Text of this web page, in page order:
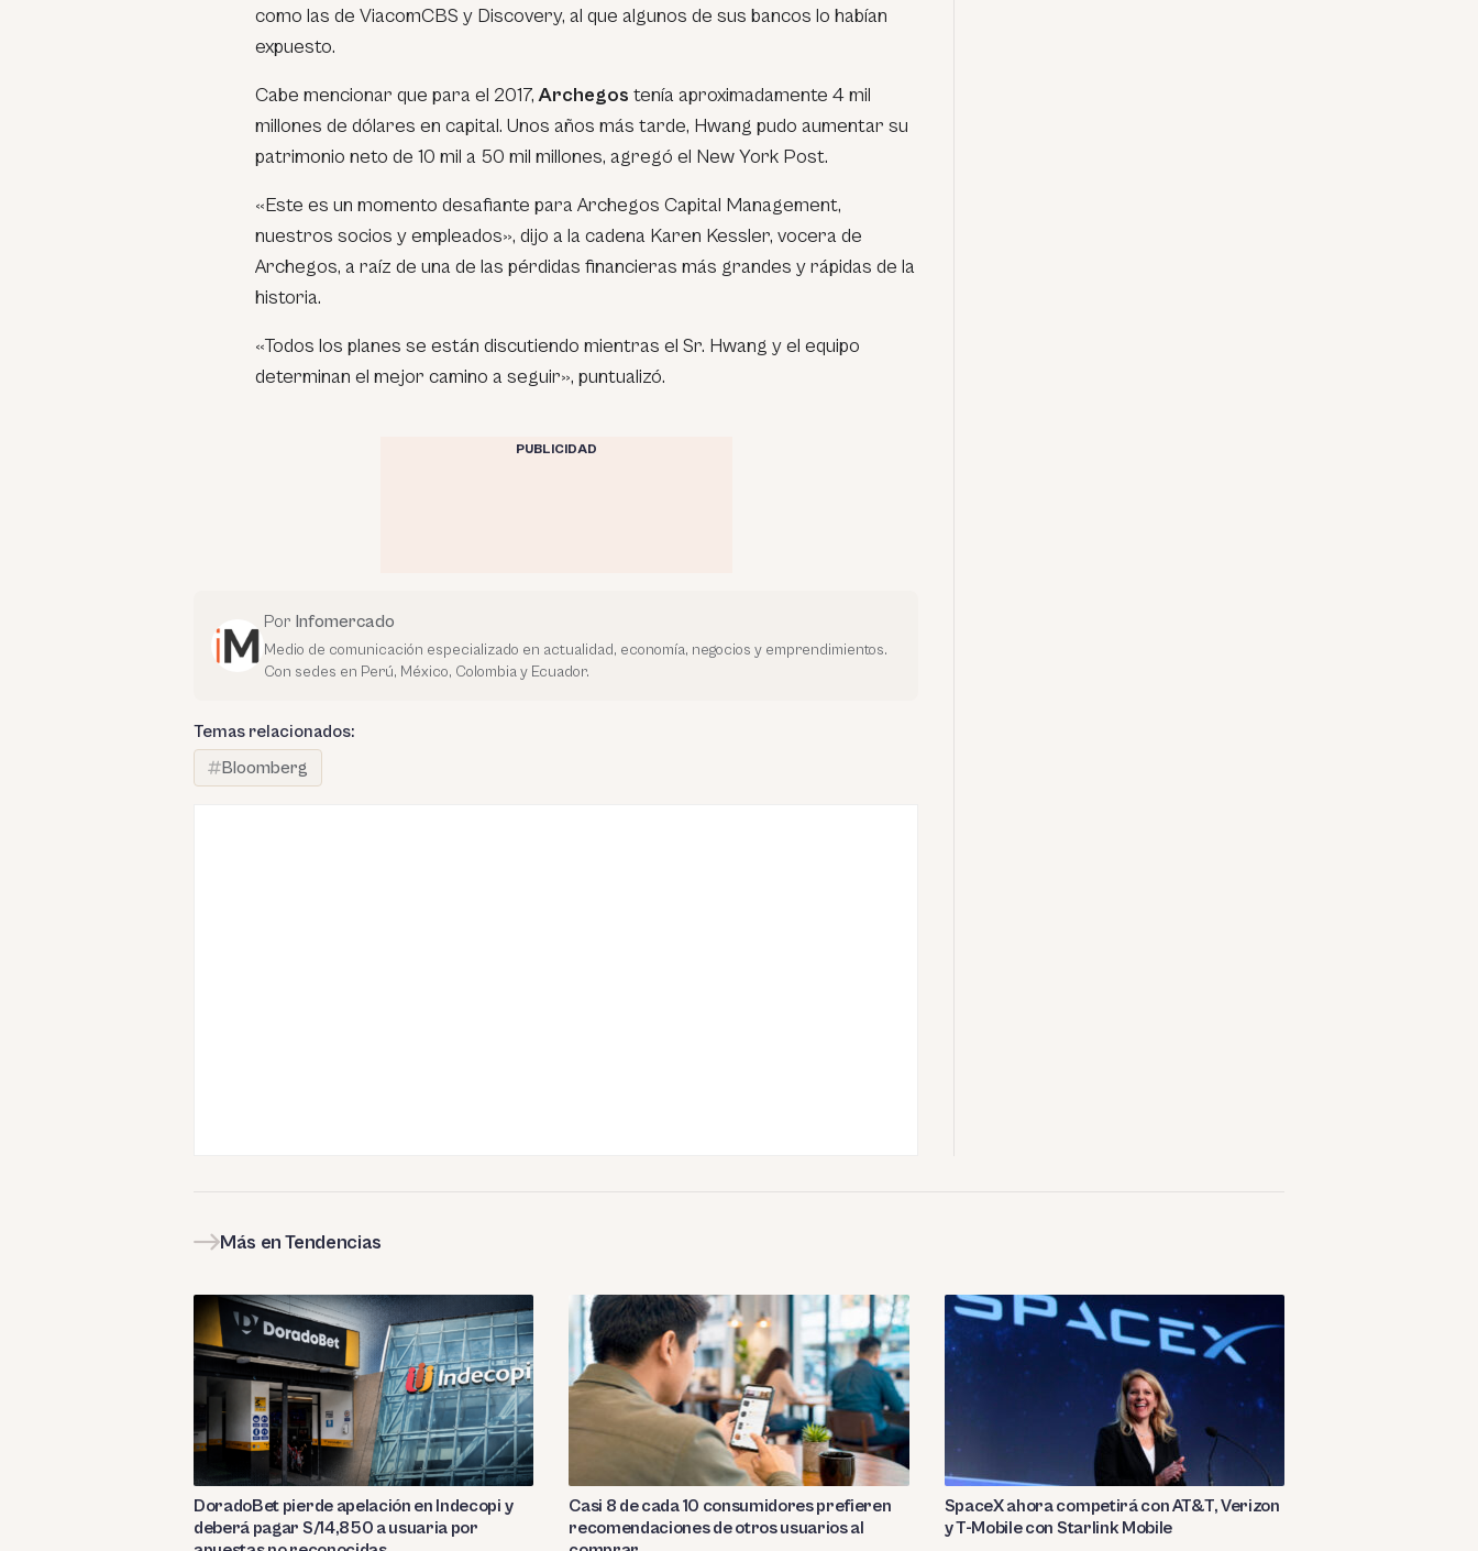
como las de ViacomCBS y Discovery, al que algunos de sus bancos lo habían
expuesto.
Cabe mencionar que para el 2017,Archegos tenía aproximadamente 4 mil
millones de dólares en capital. Unos años más tarde, Hwang pudo aumentar su
patrimonio neto de 10 mil a 50 mil millones, agregó el New York Post.
«Este es un momento desafiante para Archegos Capital Management,
nuestros socios y empleados», dijo a la cadena Karen Kessler, vocera de
Archegos, a raíz de una de las pérdidas financieras más grandes y rápidas de la
historia.
«Todos los planes se están discutiendo mientras el Sr. Hwang y el equipo
determinan el mejor camino a seguir», puntualizó.
PUBLICIDAD
Por Infomercado
Medio de comunicación especializado en actualidad, economía, negocios y emprendimientos.
Con sedes en Perú, México, Colombia y Ecuador.
Temas relacionados:
Bloomberg
Más en Tendencias
DoradoBet pierde apelación en Indecopi y
deberá pagar S/14,850 a usuaria por
Casi 8 de cada 10 consumidores prefieren
recomendaciones de otros usuarios al
SpaceX ahora competirá con AT&T, Verizon
y T-Mobile con Starlink Mobile